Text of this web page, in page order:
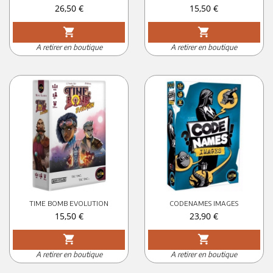
Prix
26,50 €
shopping_cart
A retirer en boutique
Prix
15,50 €
shopping_cart
A retirer en boutique
TIME BOMB EVOLUTION
Prix
15,50 €
shopping_cart
A retirer en boutique
CODENAMES IMAGES
Prix
23,90 €
shopping_cart
A retirer en boutique